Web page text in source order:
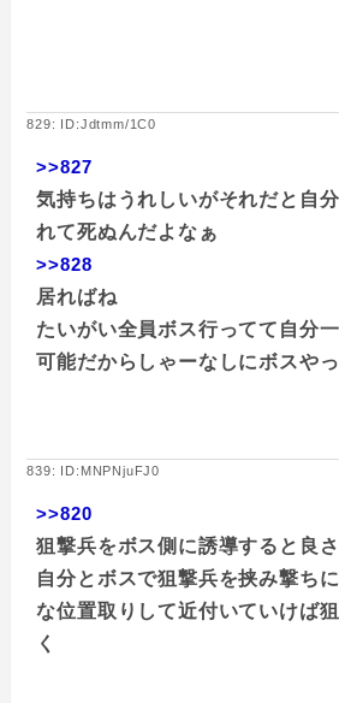
829: ID:Jdtmm/1C0
>>827
気持ちはうれしいがそれだと自
れて死ぬんだよなぁ
>>828
居ればね
たいがい全員ボス行ってて自分
可能だからしゃーなしにボスや
839: ID:MNPNjuFJ0
>>820
狙撃兵をボス側に誘導すると良
自分とボスで狙撃兵を挟み撃ち
な位置取りして近付いていけば
く